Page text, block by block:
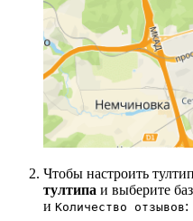
Чтобы настроить
тултипа и выберите
и Количество отзывов: